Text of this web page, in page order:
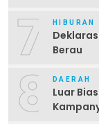
7 HIBURAN
Berau
8 DAERAH
Luar